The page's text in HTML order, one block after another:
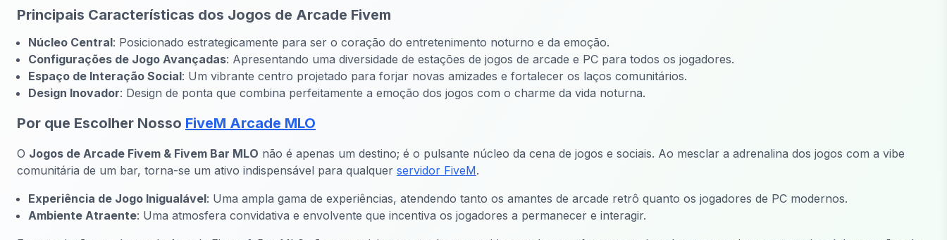
Principais Características dos Jogos de Arcade Fivem
Núcleo Central: Posicionado estrategicamente para ser o coração do entretenimento noturno e da emoção.
Configurações de Jogo Avançadas: Apresentando uma diversidade de estações de jogos de arcade e PC para todos os jogadores.
Espaço de Interação Social: Um vibrante centro projetado para forjar novas amizades e fortalecer os laços comunitários.
Design Inovador: Design de ponta que combina perfeitamente a emoção dos jogos com o charme da vida noturna.
Por que Escolher Nosso FiveM Arcade MLO
O Jogos de Arcade Fivem & Fivem Bar MLO não é apenas um destino; é o pulsante núcleo da cena de jogos e sociais. Ao mesclar a adrenalina dos jogos com a vibe
comunitária de um bar, torna-se um ativo indispensável para qualquer servidor FiveM.
Experiência de Jogo Inigualável: Uma ampla gama de experiências, atendendo tanto os amantes de arcade retrô quanto os jogadores de PC modernos.
Ambiente Atraente: Uma atmosfera convidativa e envolvente que incentiva os jogadores a permanecer e interagir.